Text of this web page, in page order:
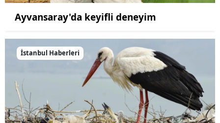
Ayvansaray'da keyifli deneyim
İstanbul Haberleri